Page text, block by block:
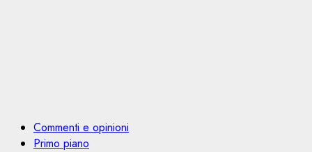
Commenti e opinioni
Primo piano